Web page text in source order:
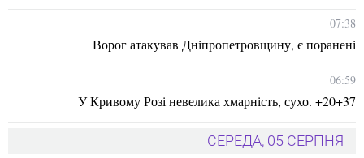
07:38
Ворог атакував Дніпропетровщину, є поранені
06:59
У Кривому Розі невелика хмарність, сухо. +20+37
СЕРЕДА, 05 СЕРПНЯ